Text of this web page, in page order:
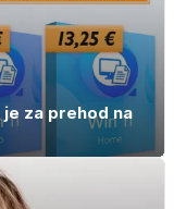
za prehod na